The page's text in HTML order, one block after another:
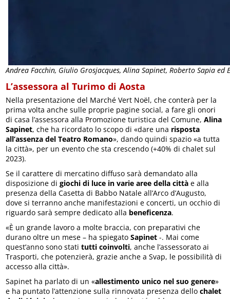
Andrea Facchin, Giulio Grosjacques, Alina Sapinet, Roberto Sapia ed
L’assessora al Turimo di Aosta
Nella presentazione del Marché Vert Noël, che conterà per la
prima volta anche sulle proprie pagine social, a fare gli onori
di casa l’assessora alla Promozione turistica del Comune,Alina
Sapinet, che ha ricordato lo scopo di «dare una risposta
all’assenza del Teatro Romano», dando quindi spazio «a tutta
la città», per un evento che sta crescendo (+40% di chalet sul
2023).
Se il carattere di mercatino diffuso sarà demandato alla
disposizione digiochi di luce in varie aree della città e alla
presenza della Casetta di Babbo Natale all’Arco d’Augusto,
dove si terranno anche manifestazioni e concerti, un occhio di
riguardo sarà sempre dedicato alla beneficenza.
«È un grande lavoro a molte braccia, con preparativi che
durano oltre un mese – ha spiegatoSapinet -. Mai come
quest’anno sono statitutti coinvolti, anche l’assessorato ai
Trasporti, che potenzierà, grazie anche a Svap, le possibilità di
accesso alla città».
Sapinet ha parlato di un «allestimento unico nel suo genere»
e ha puntato l’attenzione sulla rinnovata presenza dellochalet